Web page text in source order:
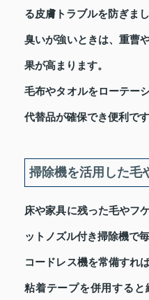
る皮膚トラブルを防ぎまし
臭いが強いときは、重曹
果が高まります。
毛布やタオルをローテー
代替品が確保でき便利です
掃除機を活用した毛
床や家具に残った毛やフ
ットノズル付き掃除機で
コードレス機を常備すれ
粘着テープを併用すると